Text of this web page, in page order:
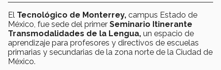
El Tecnológico de Monterrey, campus Estado de
México, fue sede del primer Seminario Itinerante
Transmodalidades de la Lengua, un espacio de
aprendizaje para profesores y directivos de escuelas
primarias y secundarias de la zona norte de la Ciudad de
México.